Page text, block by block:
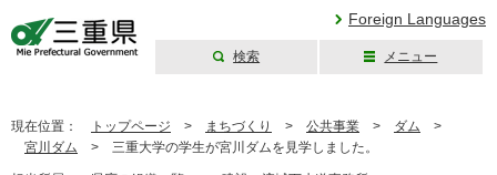
Foreign Languages
検索 メニュー
現在位置： トップページ > まちづくり > 公共事業 > ダム >
宮川ダム > 三重大学の学生が宮川ダムを見学しました。